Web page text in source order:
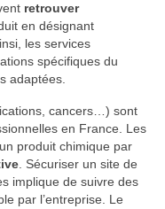
retrouver
en désignant
les services
spécifiques du
adaptées.
cancers…) sont
en France. Les
produit chimique par
. Sécuriser un site de
implique de suivre des
par l’entreprise. Le